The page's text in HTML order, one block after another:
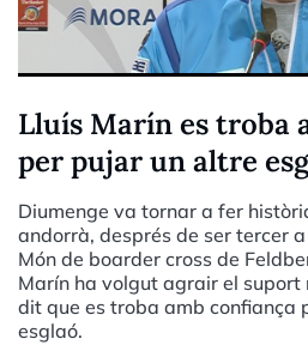
Lluís Marín es troba
per pujar un altre
Diumenge va tornar a fer
andorrà, després de ser tercer
Món de boarder cross de
Marín ha volgut agrair el suport
dit que es troba amb confiança
esglaó.